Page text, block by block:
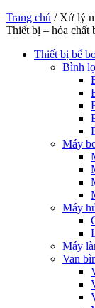
Trang chủ / Xử lý
Thiết bị – hóa chất
Thiết bị bể
Bình
Máy
Máy
Máy
Van